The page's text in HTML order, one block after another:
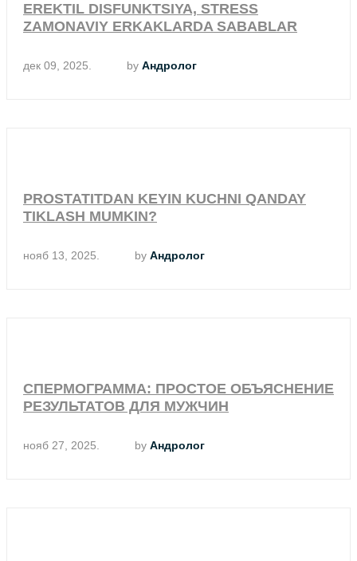
EREKTIL DISFUNKTSIYA, STRESS
ZAMONAVIY ERKAKLARDA SABABLAR
дек 09, 2025. by Андролог
PROSTATITDAN KEYIN KUCHNI QANDAY
TIKLASH MUMKIN?
нояб 13, 2025. by Андролог
СПЕРМОГРАММА: ПРОСТОЕ ОБЪЯСНЕНИЕ
РЕЗУЛЬТАТОВ ДЛЯ МУЖЧИН
нояб 27, 2025. by Андролог